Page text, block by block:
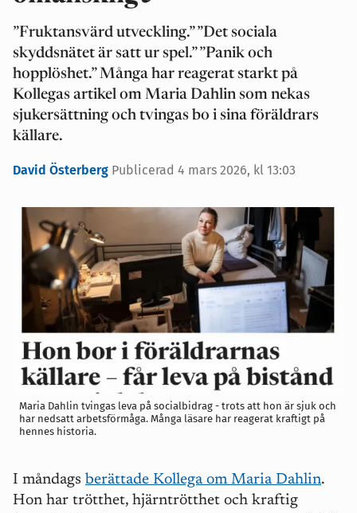
”Fruktansvärd utveckling.” ”Det sociala
skyddsnätet är satt ur spel.” ”Panik och
hopplöshet.” Många har reagerat starkt på
Kollegas artikel om Maria Dahlin som nekas
sjukersättning och tvingas bo i sina föräldrars
källare.
David Österberg Publicerad 4 mars 2026, kl 13:03
Maria Dahlin tvingas leva på socialbidrag - trots att hon är sjuk och
har nedsatt arbetsförmåga. Många läsare har reagerat kraftigt på
hennes historia.
I måndags berättade Kollega om Maria Dahlin.
Hon har trötthet, hjärntrötthet och kraftig